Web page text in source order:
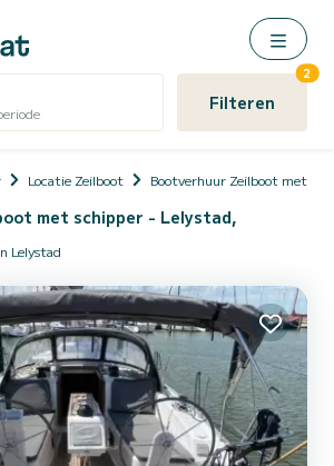
Filteren
2
Locatie Zeilboot Bootverhuur Zeilboot met
met schipper - Lelystad,
Lelystad